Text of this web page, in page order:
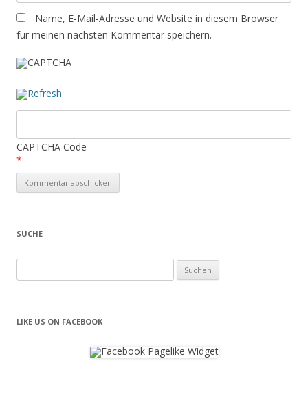
Name, E-Mail-Adresse und Website in diesem Browser
für meinen nächsten Kommentar speichern.
CAPTCHA Code
*
SUCHE
nach:
LIKE US ON FACEBOOK